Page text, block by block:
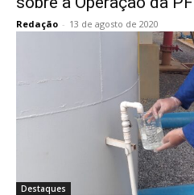
Redação - 13 de agosto de 2020
Destaques